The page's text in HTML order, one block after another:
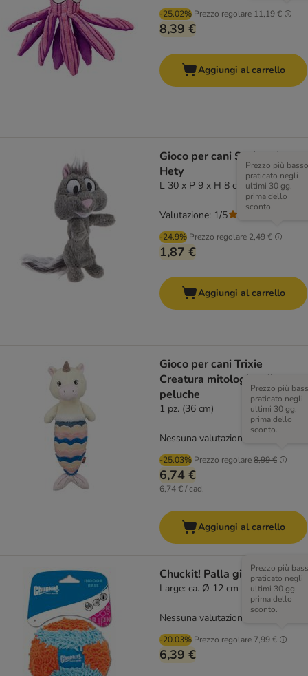
-25.02% Prezzo regolare11,19 €
8,39 €
Aggiungi al carrello
Gioco per cani Scoiattolo
Hety
L 30 x P 9 x H 8 cm
-24.9% Prezzo regolare2,49 €
Prezzo più basso
praticato negli
ultimi 30 gg,
prima dello
sconto.
1,87 €
Valutazione: 1/5
Aggiungi al carrello
Gioco per cani Trixie
Creatura mitologica di
peluche
1 pz. (36 cm)
-25.03% Prezzo regolare8,99 €
Prezzo più
praticato negli
ultimi 30 gg,
prima dello
sconto.
6,74 €
6,74 € / cad.
Nessuna valutazione
Aggiungi al carrello
Chuckit! Palla gioco Indoor
Large: ca. Ø 12 cm
-20.03% Prezzo regolare7,99 €
Prezzo più
praticato negli
ultimi 30 gg,
prima dello
sconto.
6,39 €
Nessuna valutazione